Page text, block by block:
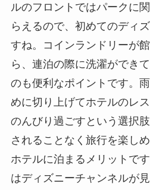
ルのフロントではパークに
らえるので、初めてのディ
すね。コインランドリーが
ら、連泊の際に洗濯ができ
のも便利なポイントです。
めに切り上げてホテルのレ
のんびり過ごすという選択
されることなく旅行を楽し
ホテルに泊まるメリットで
はディズニーチャンネルが